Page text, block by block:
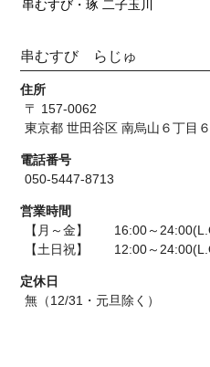
串むすび・琢 二子玉川
串むすび らじゅ
住所
〒 157-0062
東京都 世田谷区 南烏山６丁目
電話番号
050-5447-8713
営業時間
【月～金】 16:00～
【土日祝】 12:00～
定休日
無（12/31・元旦除く）